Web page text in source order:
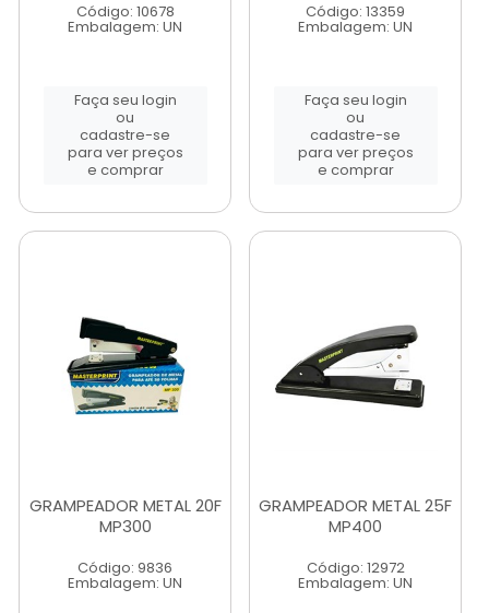
Código: 10678
Embalagem: UN
Faça seu login
ou
cadastre-se
para ver preços
e comprar
Código: 13359
Embalagem: UN
Faça seu login
ou
cadastre-se
para ver preços
e comprar
GRAMPEADOR METAL 20F
MP300
Código: 9836
Embalagem: UN
GRAMPEADOR METAL 25F
MP400
Código: 12972
Embalagem: UN